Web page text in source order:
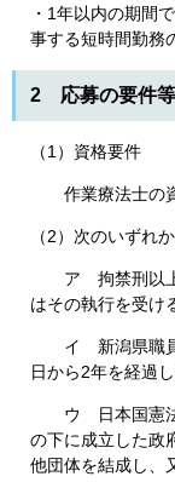
・1年以内の期間
事する短時間勤務
2 応募の要件等
（1）資格要件
作業療法士の資
（2）次のいずれ
ア 拘禁刑以上
はその執行を受け
イ 新潟県職員
日から2年を経過
ウ 日本国憲法
の下に成立した政
他団体を結成し、